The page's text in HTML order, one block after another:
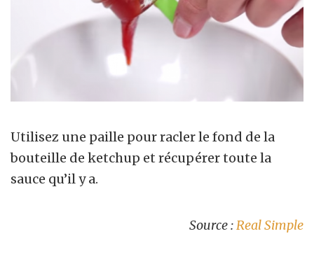
Utilisez une paille pour racler le fond de la
bouteille de ketchup et récupérer toute la
sauce qu’il y a.
Source : Real Simple